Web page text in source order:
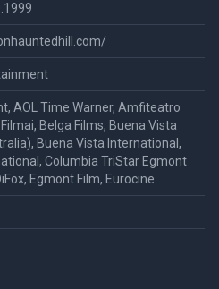
AOL Time Warner, Amfiteatro
Belga Films, Buena Vista
Buena Vista International,
Columbia TriStar Egmont
Egmont Film, Eurocine